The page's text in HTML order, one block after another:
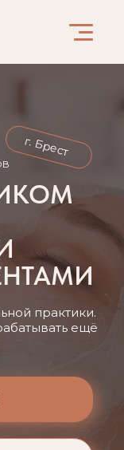
практики.
ещё
г. Брест